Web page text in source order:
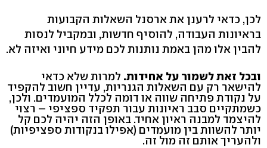
לכן, כדאי לרענן את ארסנל השאלות הקבועות
בראיונות העבודה, להוסיף חדשות, ובמקביל לנסות
להבין אלו מהן באמת נותנות לכם מידע חיוני ואיזה לא.
ובכל זאת לשמור על אחידות. למרות שלא כדאי
להישאר רק עם השאלות הגנריות, עדיין חשוב להקפיד
על נקודת פתיחה שווה או דומה לכלל המועמדים. ולכן,
כשמתקיים סבב ראיונות עבור תפקיד ספציפי – רצוי
להיצמד למבנה ראיון אחיד. באופן הזה יהיה לכם קל
יותר להשוות בין מועמדים (אפילו בנקודות ספציפיות)
ולהעריך אותם זה מול זה.